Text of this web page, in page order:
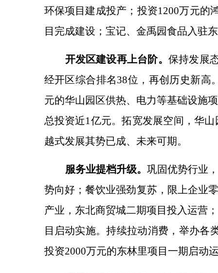
环保项目建成投产；投资1200万元的
目完成建设；宝记、金禹园食品入驻
开发区建设再上台阶。 保持发展
经开区综合排名38位，再创历史新高
元的华山园区供热、电力等基础设施
总投资近1亿元。拓宽发展空间，华山
越式发展其势已成、未来可期。
服务业提档升级。 巩固优势行业
势向好；餐饮业强劲复苏，限上企业
产业， 东北商贸城二期项目投入运营
目启动实施。持续拉动消费， 举办各
投资2000万元的东林里项目一期启动